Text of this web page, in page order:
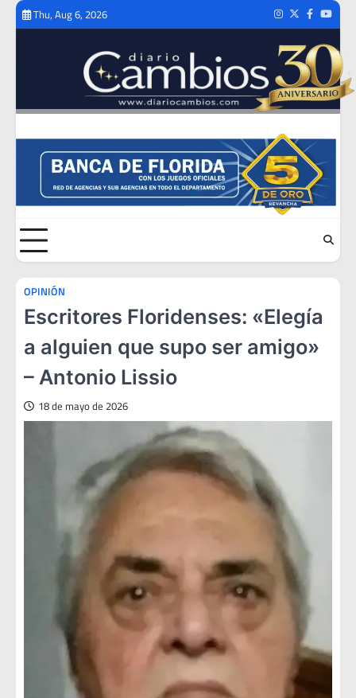
Skip
Thu, Aug 6, 2026 Instagram
TwitterFacebook
OPINIÓN
Escritores Floridenses: «Elegía
a alguien que supo ser amigo»
– Antonio Lissio
18 de mayo de 2026